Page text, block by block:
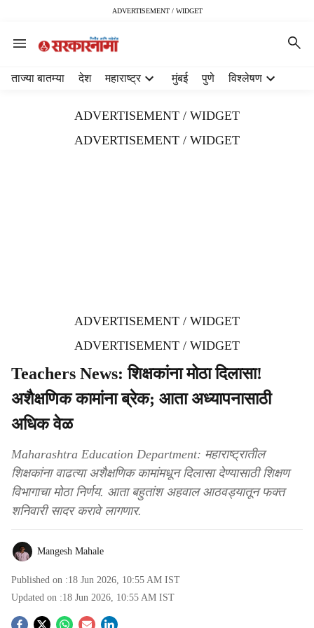
ADVERTISEMENT / WIDGET
ताज्या बातम्या देश महाराष्ट्र मुंबई पुणे विश्लेषण
ADVERTISEMENT / WIDGET
ADVERTISEMENT / WIDGET
ADVERTISEMENT / WIDGET
ADVERTISEMENT / WIDGET
Teachers News: शिक्षकांना मोठा दिलासा!
अशैक्षणिक कामांना ब्रेक; आता अध्यापनासाठी
अधिक वेळ
Maharashtra Education Department: महाराष्ट्रातील
शिक्षकांना वाढत्या अशैक्षणिक कामांमधून दिलासा देण्यासाठी शिक्षण
विभागाचा मोठा निर्णय. आता बहुतांश अहवाल आठवड्यातून फक्त
शनिवारी सादर करावे लागणार.
Mangesh Mahale
Published on :18 Jun 2026, 10:55 AM IST
Updated on :18 Jun 2026, 10:55 AM IST